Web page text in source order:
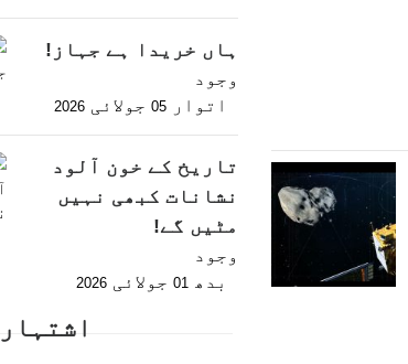
ہاں خریدا ہے جہاز!
وجود
اتوار 05 جولائی 2026
تاریخ کے خون آلود
نشانات کبھی نہیں
مٹیں گے!
وجود
بدھ 01 جولائی 2026
اشتہار